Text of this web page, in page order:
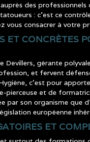
des
: c’est ce
vous consacrer à votre
ET CONCRÈTES
Devillers, gérante
et fervent
c’est pour
pierceuse et de
par son organisme que
européenne
ET